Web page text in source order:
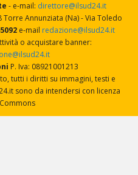
- e-mail: direttore@ilsud24.it
Annunziata (Na) - Via Toledo
e-mail redazione@ilsud24.it
o acquistare banner:
P. Iva: 08921001213
tutti i diritti su immagini, testi e
sono da intendersi con licenza